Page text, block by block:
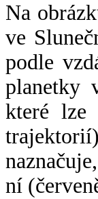
Na
ve
podle
planetky
které lze
ní